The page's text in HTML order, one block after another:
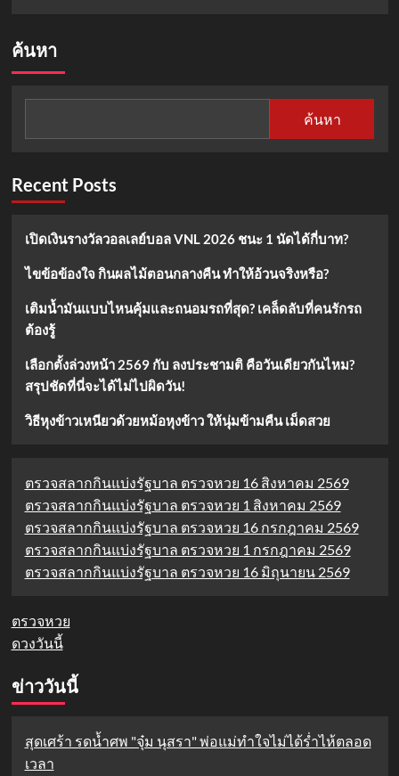
ค้นหา
ค้นหา
Recent Posts
เปิดเงินรางวัลวอลเลย์บอล VNL 2026 ชนะ 1 นัดได้กี่บาท?
ไขข้อข้องใจ กินผลไม้ตอนกลางคืน ทำให้อ้วนจริงหรือ?
เติมน้ำมันแบบไหนคุ้มและถนอมรถที่สุด? เคล็ดลับที่คนรักรถ
ต้องรู้
เลือกตั้งล่วงหน้า 2569 กับ ลงประชามติ คือวันเดียวกันไหม?
สรุปชัดที่นี่จะได้ไม่ไปผิดวัน!
วิธีหุงข้าวเหนียวด้วยหม้อหุงข้าว ให้นุ่มข้ามคืน เม็ดสวย
ตรวจสลากกินแบ่งรัฐบาล ตรวจหวย 16 สิงหาคม 2569
ตรวจสลากกินแบ่งรัฐบาล ตรวจหวย 1 สิงหาคม 2569
ตรวจสลากกินแบ่งรัฐบาล ตรวจหวย 16 กรกฎาคม 2569
ตรวจสลากกินแบ่งรัฐบาล ตรวจหวย 1 กรกฎาคม 2569
ตรวจสลากกินแบ่งรัฐบาล ตรวจหวย 16 มิถุนายน 2569
ตรวจหวย
ดวงวันนี้
ข่าววันนี้
สุดเศร้า รดน้ำศพ "จุ๋ม นุสรา" พ่อแม่ทำใจไม่ได้ร่ำไห้ตลอด
เวลา